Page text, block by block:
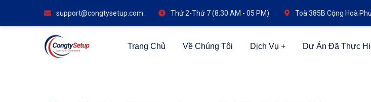
support@congtysetup.com Thứ 2-Thứ 7 (8:30 AM - 05 PM) Toà 385B Cộng Hoà
Trang Chủ Về Chúng Tôi Dịch Vụ Dự Án Đã Thực